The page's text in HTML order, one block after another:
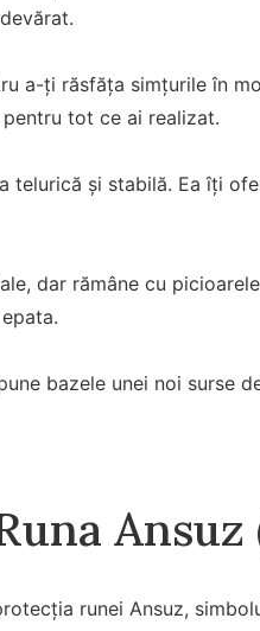
a-ți răsfăța simțurile în
tot ce ai realizat.
telurică și stabilă. Ea îți
dar rămâne cu
bazele unei noi surse
runei Ansuz,